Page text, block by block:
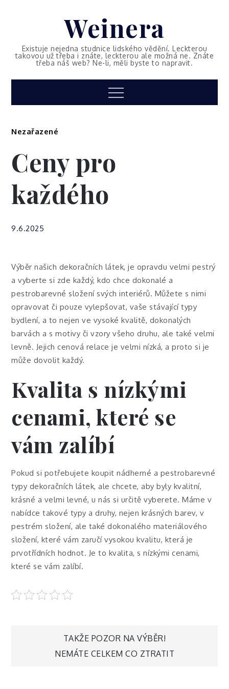
Weinera
Existuje nejedna studnice lidského vědění. Leckterou
takovou už třeba i znáte, leckterou ale možná ne. Znáte
třeba náš web? Ne-li, měli byste to napravit.
Menu
Nezařazené
Ceny pro
každého
9.6.2025
Výběr našich dekoračních látek, je opravdu velmi pestrý
a vyberte si zde každý, kdo chce dokonalé a
pestrobarevné složení svých interiérů. Můžete s nimi
opravovat či pouze vylepšovat, vaše stávající typy
bydlení, a to nejen ve vysoké kvalitě, dokonalých
barvách a s motivy či vzory všeho druhu, ale také velmi
levně. Jejich cenová relace je velmi nízká, a proto si je
může dovolit každý.
Kvalita s nízkými
cenami, které se
vám zalíbí
Pokud si potřebujete koupit nádherné a pestrobarevné
typy dekoračních látek, ale chcete, aby byly kvalitní,
krásné a velmi levné, u nás si určitě vyberete. Máme v
nabídce takové typy a druhy, nejen krásných barev, v
pestrém složení, ale také dokonalého materiálového
složení, které vám zaručí vysokou kvalitu, která je
prvotřídních hodnot. Je to kvalita, s nízkými cenami,
které se vám zalíbí.
Navigace
TAKŽE POZOR NA VÝBĚR!
NEMÁTE CELKEM CO ZTRATIT